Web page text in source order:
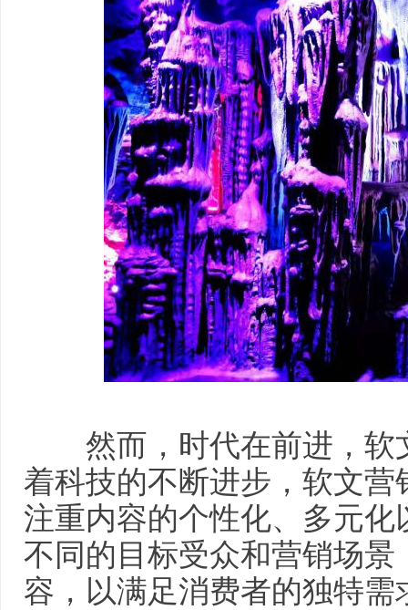
然而，时代在前进，软
着科技的不断进步，软文
注重内容的个性化、多元
不同的目标受众和营销场
容，以满足消费者的独特